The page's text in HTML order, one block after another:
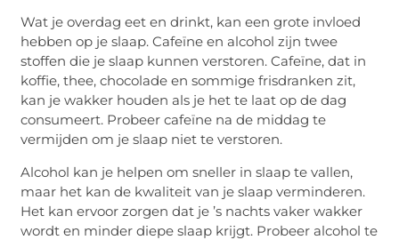
Wat je overdag eet en drinkt, kan een grote invloed
hebben op je slaap. Cafeïne en alcohol zijn twee
stoffen die je slaap kunnen verstoren. Cafeïne, dat in
koffie, thee, chocolade en sommige frisdranken zit,
kan je wakker houden als je het te laat op de dag
consumeert. Probeer cafeïne na de middag te
vermijden om je slaap niet te verstoren.
Alcohol kan je helpen om sneller in slaap te vallen,
maar het kan de kwaliteit van je slaap verminderen.
Het kan ervoor zorgen dat je ’s nachts vaker wakker
wordt en minder diepe slaap krijgt. Probeer alcohol te